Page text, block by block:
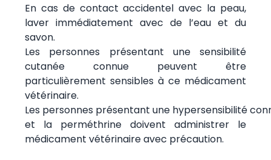
En cas de contact accidentel avec la peau,
laver immédiatement avec de l’eau et du
savon.
Les personnes présentant une sensibilité
cutanée connue peuvent être
particulièrement sensibles à ce médicament
vétérinaire.
Les personnes présentant une hypersensibilité
et la perméthrine doivent administrer le
médicament vétérinaire avec précaution.